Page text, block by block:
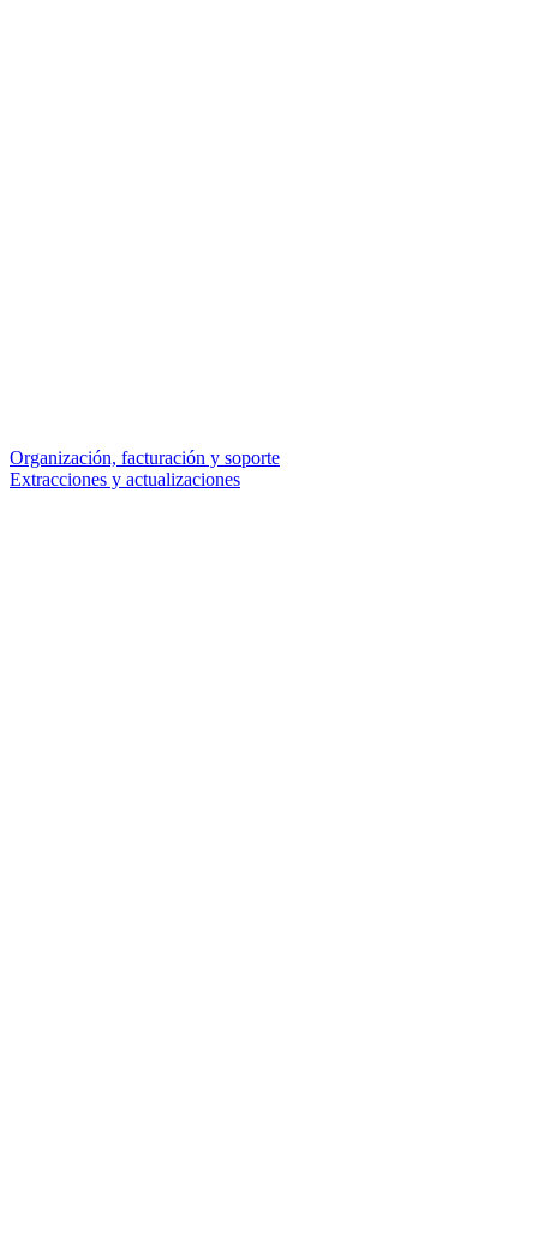
Organización, facturación y soporte
Extracciones y actualizaciones